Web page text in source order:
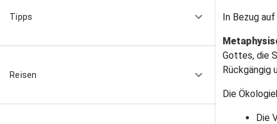
Tipps
Reisen
In Bezug
Gottes, die
Rückgängig
Die
Die